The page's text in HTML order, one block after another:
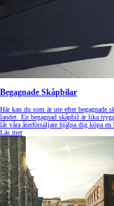
Begagnade Skåpbilar
Här kan du som är ute efter begagnade
landet. En begagnad skåpbil är lika
låt våra återförsäljare hjälpa dig köpa
Läs mer